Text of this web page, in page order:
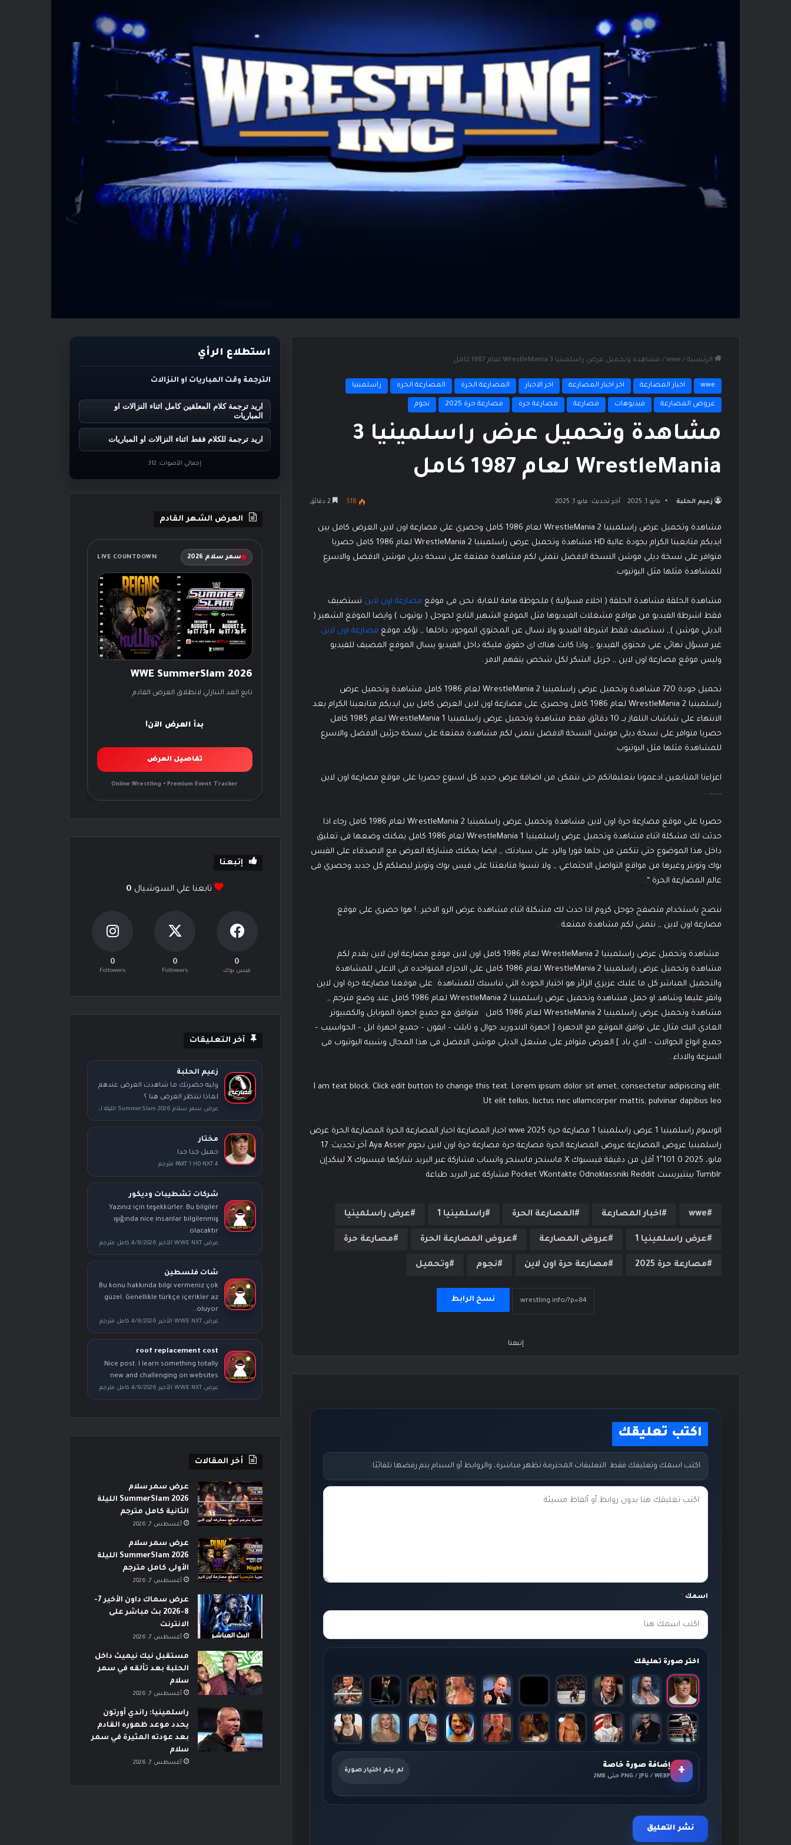
الرئيسية /
wwe
/ مشاهدة وتحميل عرض راسلمينيا 3 WrestleMania لعام 1987 كامل
wwe اخبار المصارعة اخر اخبار المصارعة اخر الاخبار المصارعة الحرة المصارعة الحره راسلمينيا
عروض المصارعة فيديوهات مصارعة مصارعة حرة مصارعة حرة 2025 نجوم
مشاهدة وتحميل عرض راسلمينيا 3
WrestleMania لعام 1987 كامل
زعيم الحلبة مايو 1, 2025 آخر تحديث: مايو 1, 2025 518
مشاهدة وتحميل عرض راسلمينيا 2 WrestleMania لعام 1986 كامل وحصري على مصارعة اون لاين العرض كامل بين
ايديكم متابعينا الكرام بجودة عالية HD مشاهدة وتحميل عرض راسلمينيا 2 WrestleMania لعام 1986 كامل حصريا
متوافر على نسخة ديلي موشن النسخة الافضل نتمني لكم مشاهدة ممتعة على نسخة ديلي موشن الافضل والاسرع
للمشاهدة مثلها مثل اليوتيوب.
مشاهدة الحلقة مشاهدة الحلقة ( اخلاء مسؤلية ) ملحوظة هامة للغاية: نحن فى موقع مصارعة اون لاين نستضيف
فقط اشرطة الفيديو من مواقع مشغلات الفيديوها مثل الموقع الشهير التابع لجوجل ( يوتيوب ) وايضا الموقع الشهير (
الديلي موشن ),, نستضيف فقط اشرطة الفيديو ولا نسال عن المحتوي الموجود داخلها ,, نؤكد موقع مصارعة اون لاين
غير مسؤل نهائي عني محتوي الفيديو ,, واذا كانت هناك اى حقوق مليكة داخل الفيديو يسال الموقع المضيف للفيديو
وليس موقع مصارعة اون لاين ,, جزيل الشكر لكل شخص يتفهم الامر .
تحميل جودة 720 مشاهدة وتحميل عرض راسلمينيا 2 WrestleMania لعام 1986 كامل مشاهدة وتحميل عرض
راسلمينيا 2 WrestleMania لعام 1986 كامل وحصري على مصارعة اون لاين العرض كامل بين ايديكم متابعينا الكرام بعد
الانتهاء على شاشات التلفاز بــ 10 دقائق فقط مشاهدة وتحميل عرض راسلمينيا 1 WrestleMania لعام 1985 كامل
حصريا متوافر على نسخة ديلي موشن النسخة الافضل نتمني لكم مشاهدة ممتعة على نسخة جزئين الافضل والاسرع
للمشاهدة مثلها مثل اليوتيوب.
اعزاءنا المتابعين ادعمونا بتعليقاتكم حتى نتمكن من اضافة عرض جديد كل اسبوع حصريا على موقع مصارعة اون لاين
……. .
حصريا على موقع مصارعة حرة اون لاين مشاهدة وتحميل عرض راسلمينيا 2 WrestleMania لعام 1986 كامل رجاء اذا
حدثت لك مشكلة اثناء مشاهدة وتحميل عرض راسلمينيا 1 WrestleMania لعام 1986 كامل يمكنك وضعها فى تعليق
داخل هذا الموضوع حتي نتكمن من حلها فورا والرد على سيادتك ,, ايضا يمكنك مشاركة العرض مع الاصدقاء على الفيس
بوك وتويتر وغيرها من مواقع التواصل الاجتماعي ,, ولا تنسوا متابعتنا على فيس بوك وتويتر ليصلكم كل جديد وحصري فى
عالم المصارعة الحرة “.
ننصح باستخدام متصفح جوجل كروم اذا حدث لك مشكلة اثناء مشاهدة عرض الرو الاخير…! هوا حصري على موقع
مصارعة اون لاين ,, نتمني لكم مشاهدة ممتعة .
مشاهدة وتحميل عرض راسلمينيا 2 WrestleMania لعام 1986 كامل اون لاين موقع مصارعة اون لاين يقدم لكم
مشاهدة وتحميل عرض راسلمينيا 2 WrestleMania لعام 1986 كامل على الاجزاء المتواجده فى الاعلي للمشاهدة
والتحميل المباشر كل ما عليك عزيزي الزائر هو اختيار الجودة التي تناسبك للمشاهدة على موقعنا مصارعة حرة اون لاين
وانقر عليها وشاهد او حمل مشاهدة وتحميل عرض راسلمينيا 2 WrestleMania لعام 1986 كامل عند وضع مترجم ,,
مشاهدة وتحميل عرض راسلمينيا 2 WrestleMania لعام 1986 كامل متوافق مع جميع اجهزة الموبايل والكمبيوتر
العادي اليك مثال على توافق الموقع مع الاجهزة [ اجهزة الاندوريد جوال و تابلت – ايفون – جميع اجهزة ابل – الحواسيب –
جميع انواع الجوالات – الاي باد ] العرض متوافر على مشغل الديلي موشن الافضل فى هذا المجال وشبيه اليوتيوب فى
السرعة والاداء .
I am text block. Click edit button to change this text. Lorem ipsum dolor sit amet, consectetur adipiscing elit.
Ut elit tellus, luctus nec ullamcorper mattis, pulvinar dapibus leo.
الوسوم راسلمينيا 1 عرض راسلمينيا 1 مصارعة حرة 2025 wwe اخبار المصارعة اخبار المصارعة الحرة المصارعة الحرة عرض
راسلمينيا عروض المصارعة عروض المصارعة الحرة مصارعة حرة مصارعة حرة اون لاين نجوم Aya Asser آخر تحديث: 17
مايو، 2025 0 1٬101 أقل من دقيقة فيسبوك ‫X ماسنجر ماسنجر واتساب مشاركة عبر البريد شاركها فيسبوك ‫X لينكدإن
wwe اخبار المصارعة المصارعة الحرة راسلمينيا 1 عرض راسلمينيا
عرض راسلمينيا 1 عروض المصارعة عروض المصارعة الحرة مصارعة حرة
مصارعة حرة 2025 مصارعة حرة اون لاين نجوم وتحميل
نسخ الرابط
إتبعنا
اكتب تعليقك
اكتب اسمك وتعليقك فقط. التعليقات المحترمة تظهر مباشرة، والروابط أو السبام يتم رفضها تلقائيًا.
ت
ك
اسمك *
اختر صورة تعليقك
+ إضافة صورة خاصة
PNG / JPG / WEBP حتى 2MB
لم يتم اختيار صورة
استطلاع الرأي
الترجمة وقت المباريات او النزالات
اريد ترجمة كلام المعلقين كامل اثناء النزالات او
المباريات
اريد ترجمة للكلام فقط اثناء النزالات او المباريات
إجمالي الأصوات: 312
العرض الشهر القادم
سمر سلام 2026 LIVE COUNTDOWN
WWE SummerSlam 2026
تابع العد التنازلي لانطلاق العرض القادم
بدأ العرض الآن!
تفاصيل العرض
Online Wrestling • Premium Event Tracker
إتبعنا
تابعنا علي السوشيال 0
0
فيس بوك
0
Followers
0
Followers
آخر التعليقات
زعيم الحلبة
وليه حضرتك ما شاهدت العرض عندهم
لماذا تنتظر العرض هنا ؟
عرض سمر سلام SummerSlam 2026 الليلة الأولى كامل مترجم
مختار
جميل جدا جدا
PART 1 HD NXT 4 مترجم
شركات تشطيبات وديكور
Yazınız için teşekkürler. Bu bilgiler
ışığında nice insanlar bilgilenmiş
olacaktır.
عرض WWE NXT الأخير 4/8/2026 كامل مترجم
شات فلسطين
Bu konu hakkında bilgi vermeniz çok
güzel. Genellikle türkçe içerikler az
oluyor...
عرض WWE NXT الأخير 4/8/2026 كامل مترجم
roof replacement cost
Nice post. I learn something totally
new and challenging on websites
عرض WWE NXT الأخير 4/8/2026 كامل مترجم
أخر المقالات
عرض سمر سلام
SummerSlam 2026 الليلة
الثانية كامل مترجم
أغسطس 7, 2026
عرض سمر سلام
SummerSlam 2026 الليلة
الأولى كامل مترجم
أغسطس 7, 2026
عرض سماك داون الأخير 7-
8-2026 بث مباشر على
الانترنت
أغسطس 7, 2026
مستقبل نيك نيميث داخل
الحلبة بعد تألقه في سمر
سلام
أغسطس 7, 2026
راسلمينيا: راندي أورتون
يحدد موعد ظهوره القادم
بعد عودته المثيرة في سمر
سلام
أغسطس 7, 2026